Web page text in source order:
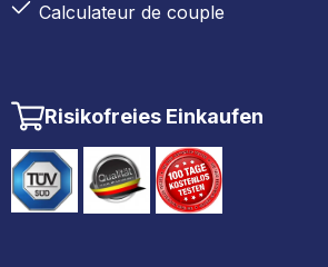
Calculateur de couple
Risikofreies Einkaufen